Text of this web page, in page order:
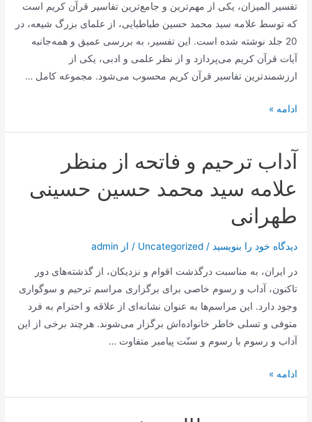
تفسیر المیزان، یکی از مهم‌ترین و جامع‌ترین تفاسیر قرآن کریم است
که توسط علامه سید محمد حسین طباطبایی، از علمای بزرگ شیعه، در
20 جلد نوشته شده است. این تفسیر، به بررسی عمیق و همه‌جانبه
آیات قرآن کریم می‌پردازد و از نظر علمی و ادبی، یکی از
ارزشمندترین تفاسیر قرآن کریم محسوب می‌شود. مجموعه کامل …
تفسیر
جامع
در
وحی
ادامه »
آداب ترحیم و فاتحه از منظر
علامه سید محمد حسین حسینی
طهرانی
دیدگاه‌ خود را بنویسید /
Uncategorized / از admin
در ایران، به مناسبت درگذشت اقوام و نزدیکان، از گذشته‌های دور
تاکنون، آداب و رسوم خاصی برای برگزاری مراسم ترحیم و سوگواری
وجود دارد. این مراسم‌ها به عنوان نشانه‌ای از علاقه و احترام به فرد
متوفی و تسلی خاطر خانواده‌اش برگزار می‌شوند. هرچند برخی از این
آداب و رسوم با رسوم و سنّت پیامبر متفاوت …
آداب
ادامه »